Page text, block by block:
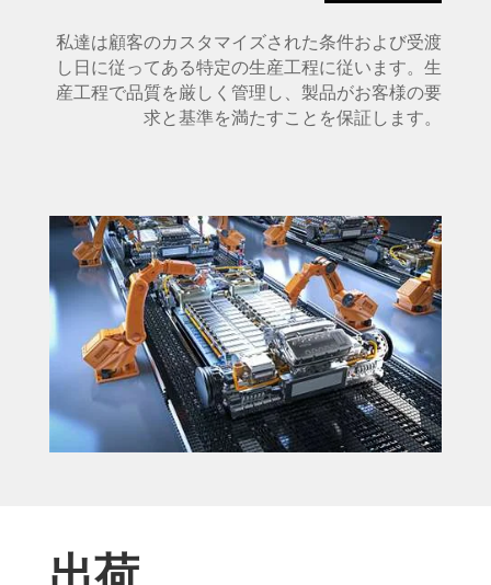
私達は顧客のカスタマイズされた条件および受渡
し日に従ってある特定の生産工程に従います。生
産工程で品質を厳しく管理し、製品がお客様の要
求と基準を満たすことを保証します。